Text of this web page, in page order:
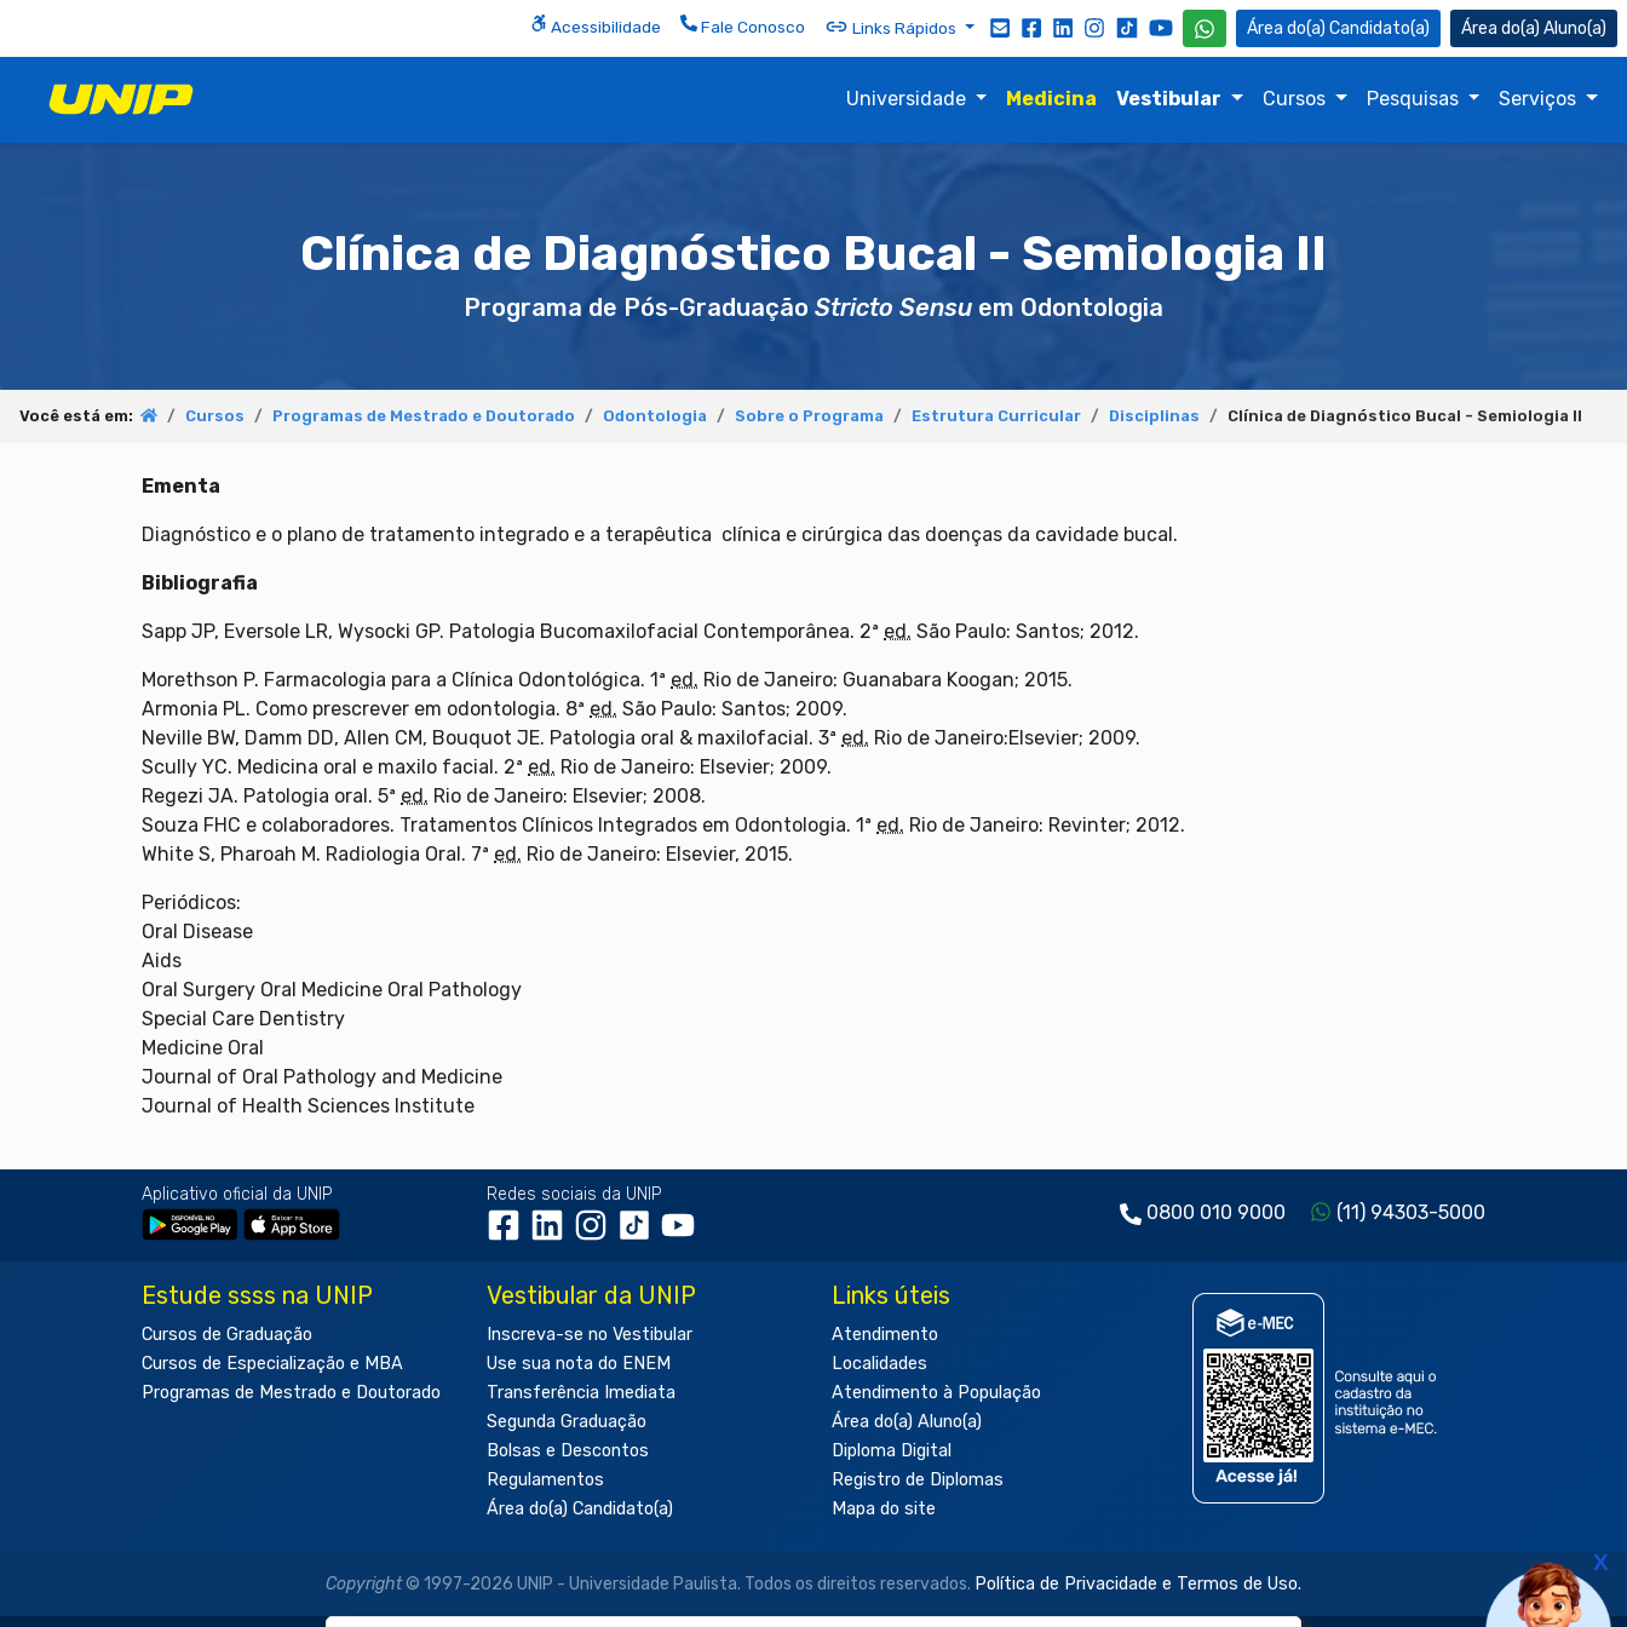
Acessibilidade Fale Conosco Links Rápidos Candidato(a) Aluno(a)
Universidade Medicina Vestibular Cursos Pesquisas Serviços
Clínica de Diagnóstico Bucal - Semiologia II
Programa de Pós-Graduação Stricto Sensu em Odontologia
Você está em: Cursos Programas de Mestrado e Doutorado Odontologia Sobre o Programa Estrutura Curricular Disciplinas Clínica de Diagnóstico Bucal - Semiologia II
Ementa
Diagnóstico e o plano de tratamento integrado e a terapêutica clínica e cirúrgica das doenças da cavidade bucal.
Bibliografia
Sapp JP, Eversole LR, Wysocki GP. Patologia Bucomaxilofacial Contemporânea. 2ª ed. São Paulo: Santos; 2012.
Morethson P. Farmacologia para a Clínica Odontológica. 1ª ed. Rio de Janeiro: Guanabara Koogan; 2015.
Armonia PL. Como prescrever em odontologia. 8ª ed. São Paulo: Santos; 2009.
Neville BW, Damm DD, Allen CM, Bouquot JE. Patologia oral & maxilofacial. 3ª ed. Rio de Janeiro:Elsevier; 2009.
Scully YC. Medicina oral e maxilo facial. 2ª ed. Rio de Janeiro: Elsevier; 2009.
Regezi JA. Patologia oral. 5ª ed. Rio de Janeiro: Elsevier; 2008.
Souza FHC e colaboradores. Tratamentos Clínicos Integrados em Odontologia. 1ª ed. Rio de Janeiro: Revinter; 2012.
White S, Pharoah M. Radiologia Oral. 7ª ed. Rio de Janeiro: Elsevier, 2015.
Periódicos:
Oral Disease
Aids
Oral Surgery Oral Medicine Oral Pathology
Special Care Dentistry
Medicine Oral
Journal of Oral Pathology and Medicine
Journal of Health Sciences Institute
Aplicativo oficial da UNIP Redes sociais da UNIP
0800 010 9000 (11) 94303-5000
Estude ssss na UNIP
Cursos de Graduação
Cursos de Especialização e MBA
Programas de Mestrado e Doutorado
Vestibular da UNIP
Inscreva-se no Vestibular
Use sua nota do ENEM
Transferência Imediata
Segunda Graduação
Bolsas e Descontos
Regulamentos
Área do(a) Candidato(a)
Links úteis
Atendimento
Localidades
Atendimento à População
Área do(a) Aluno(a)
Diploma Digital
Registro de Diplomas
Mapa do site
Copyright© 1997-2026 UNIP - Universidade Paulista. Todos os direitos reservados. Política de Privacidade e Termos de Uso.
X